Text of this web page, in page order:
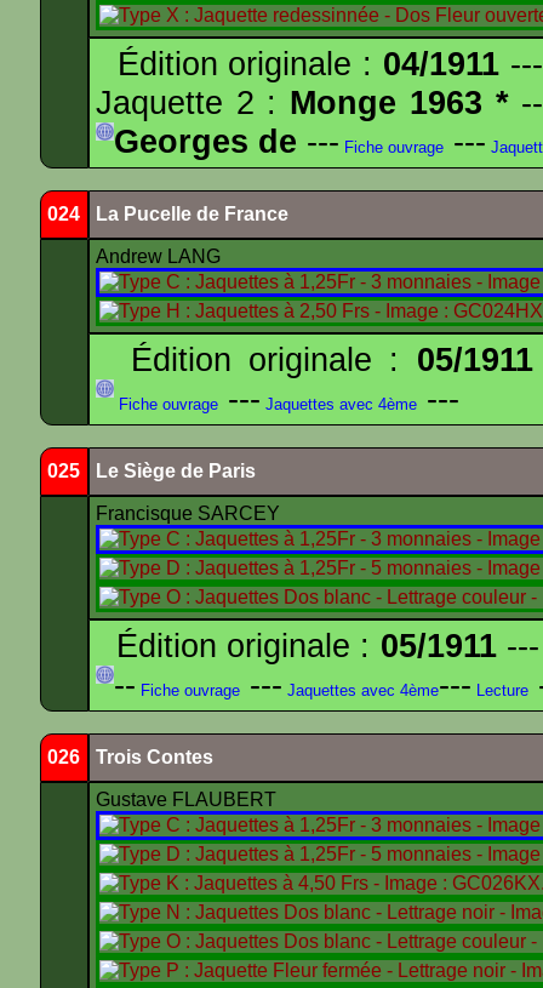
Édition originale : 04/1911
Jaquette 2 : Monge 1963 *
Georges de --- Fiche ouvrage ---
024 La Pucelle de France
Andrew LANG
Édition originale : 05/1911
Fiche ouvrage --- Jaquettes avec 4ème ---
025 Le Siège de Paris
Francisque SARCEY
Édition originale : 05/1911---
-- Fiche ouvrage --- Jaquettes avec 4ème--- Lecture
026 Trois Contes
Gustave FLAUBERT